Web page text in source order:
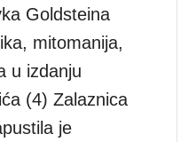
Goldsteina
mitomanija,
u izdanju
(4) Zalaznica
je